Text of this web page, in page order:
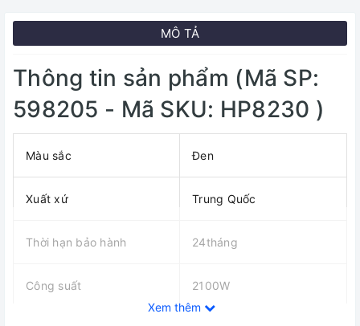
MÔ TẢ
Thông tin sản phẩm (Mã SP:
598205 - Mã SKU: HP8230 )
Màu sắc Đen
Xuất xứ Trung Quốc
Thời hạn bảo hành 24tháng
Công suất 2100W
Xem thêm